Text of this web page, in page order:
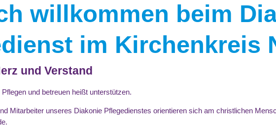
willkommen beim
im Kirchenkreis
und Verstand
und betreuen heißt unterstützen.
Mitarbeiter unseres Diakonie Pflegedienstes orientieren sich am christlichen